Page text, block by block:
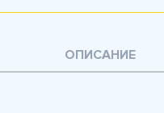
ОПИСАНИЕ